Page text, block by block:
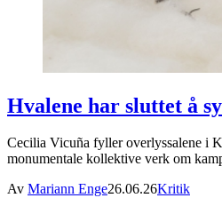
Hvalene har sluttet å
Cecilia Vicuña fyller overlyssalene i
monumentale kollektive verk om
Av Mariann Enge26.06.26Kritik